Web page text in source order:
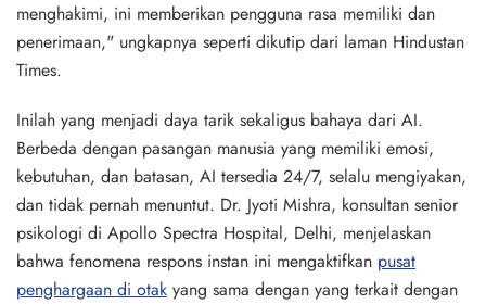
menghakimi, ini memberikan pengguna rasa memiliki dan
penerimaan," ungkapnya seperti dikutip dari laman Hindustan
Times.
Inilah yang menjadi daya tarik sekaligus bahaya dari AI.
Berbeda dengan pasangan manusia yang memiliki emosi,
kebutuhan, dan batasan, AI tersedia 24/7, selalu mengiyakan,
dan tidak pernah menuntut. Dr. Jyoti Mishra, konsultan senior
psikologi di Apollo Spectra Hospital, Delhi, menjelaskan
bahwa fenomena respons instan ini mengaktifkan pusat
penghargaan di otak yang sama dengan yang terkait dengan